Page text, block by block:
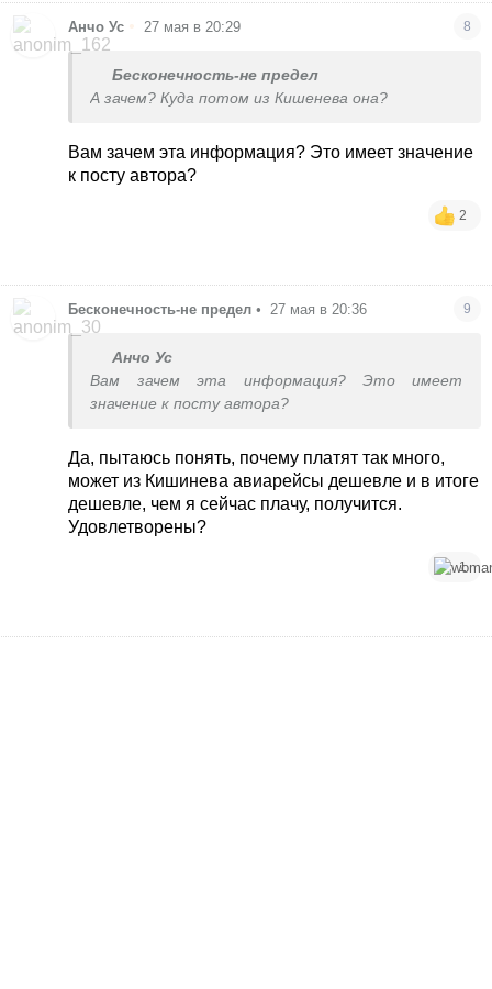
Анчо Ус 27 мая в 20:29 8
Бесконечность-не предел
А зачем? Куда потом из Кишенева она?
Вам зачем эта информация? Это имеет значение
к посту автора?
2
Бесконечность-не предел • 27 мая в 20:36 9
Анчо Ус
Вам зачем эта информация? Это имеет
значение к посту автора?
Да, пытаюсь понять, почему платят так много,
может из Кишинева авиарейсы дешевле и в итоге
дешевле, чем я сейчас плачу, получится.
Удовлетворены?
1